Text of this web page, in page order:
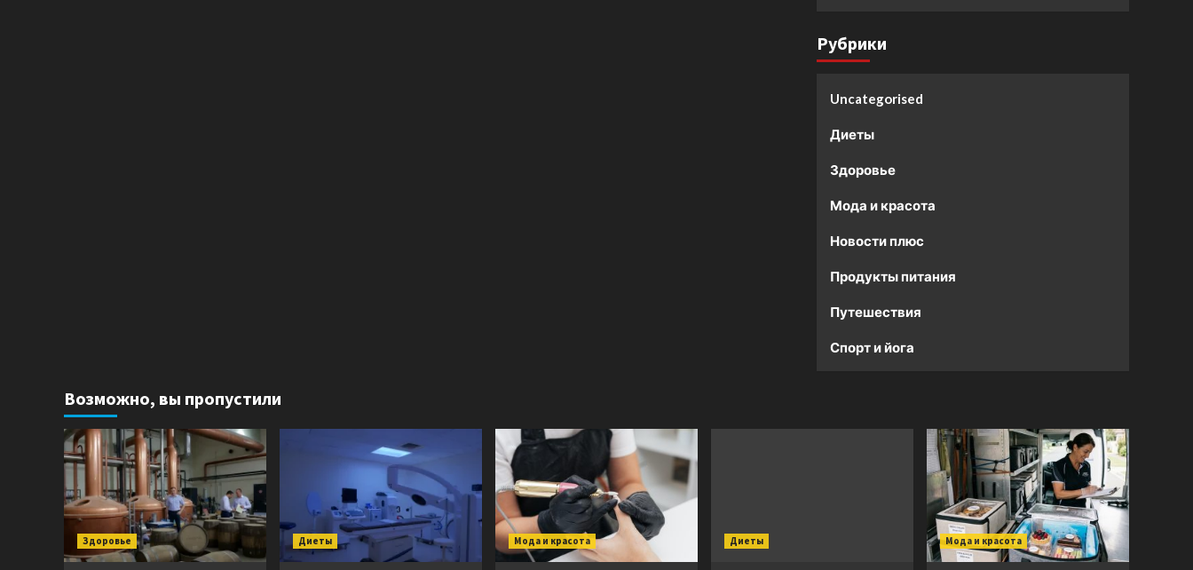
Рубрики
Uncategorised
Диеты
Здоровье
Мода и красота
Новости плюс
Продукты питания
Путешествия
Спорт и йога
Возможно, вы пропустили
Здоровье Диеты Мода и красота Диеты Мода и красота